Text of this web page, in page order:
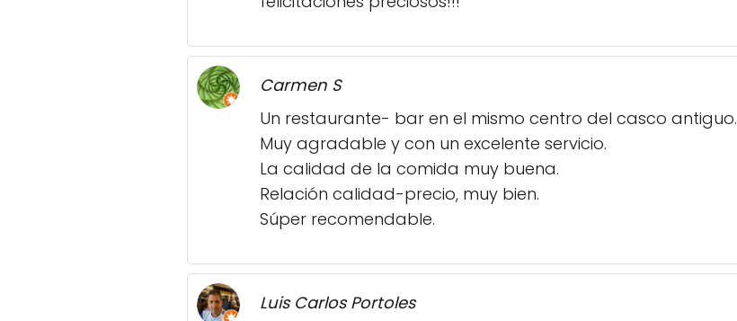
Carmen S
Un restaurante- bar en el mismo centro del casco antiguo.
Muy agradable y con un excelente servicio.
La calidad de la comida muy buena.
Relación calidad-precio, muy bien.
Súper recomendable.
Luis Carlos Portoles